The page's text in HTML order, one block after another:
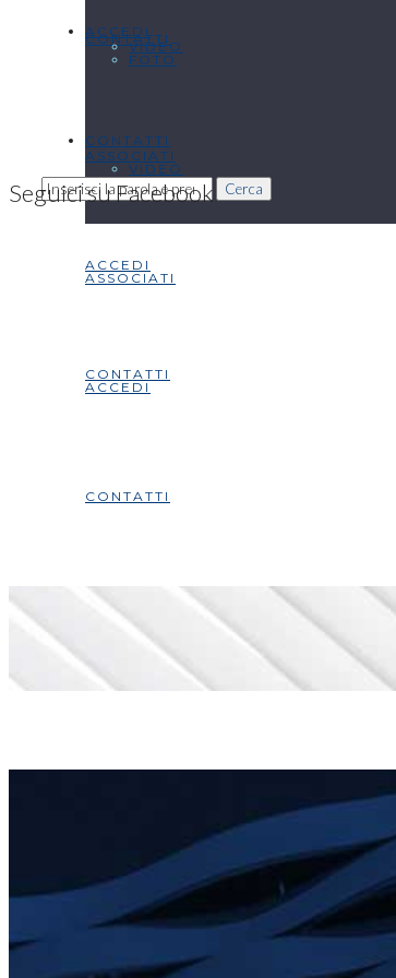
ACCEDI
CONTATTI
CONTATTI
Cerca
VIDEO
ASSOCIATI
ACCEDI
CONTATTI
FOTO
VIDEO
ASSOCIATI
ACCEDI
CONTATTI
Seguici su Facebook